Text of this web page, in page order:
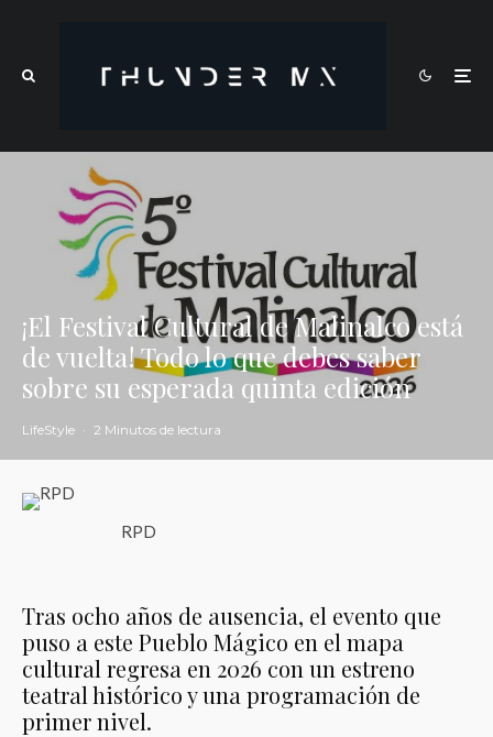
¡El Festival Cultural de Malinalco está
de vuelta! Todo lo que debes saber
sobre su esperada quinta edición
LifeStyle · 2 Minutos de lectura
RPD
Tras ocho años de ausencia, el evento que
puso a este Pueblo Mágico en el mapa
cultural regresa en 2026 con un estreno
teatral histórico y una programación de
primer nivel.